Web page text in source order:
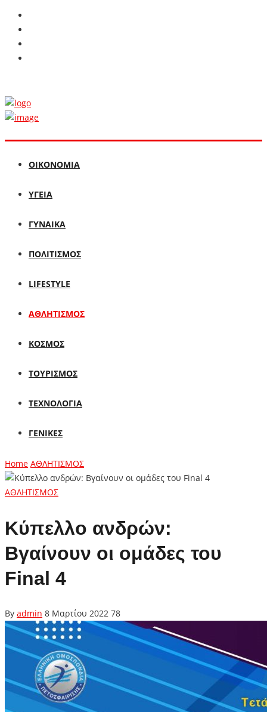
ΟΙΚΟΝΟΜΙΑ
ΥΓΕΙΑ
ΓΥΝΑΙΚΑ
ΠΟΛΙΤΙΣΜΟΣ
LIFESTYLE
ΑΘΛΗΤΙΣΜΟΣ
ΚΟΣΜΟΣ
ΤΟΥΡΙΣΜΟΣ
ΤΕΧΝΟΛΟΓΙΑ
ΓΕΝΙΚΕΣ
Home ΑΘΛΗΤΙΣΜΟΣ
ΑΘΛΗΤΙΣΜΟΣ
Κύπελλο ανδρών:
Βγαίνουν οι ομάδες του
Final 4
By admin 8 Μαρτίου 2022 78